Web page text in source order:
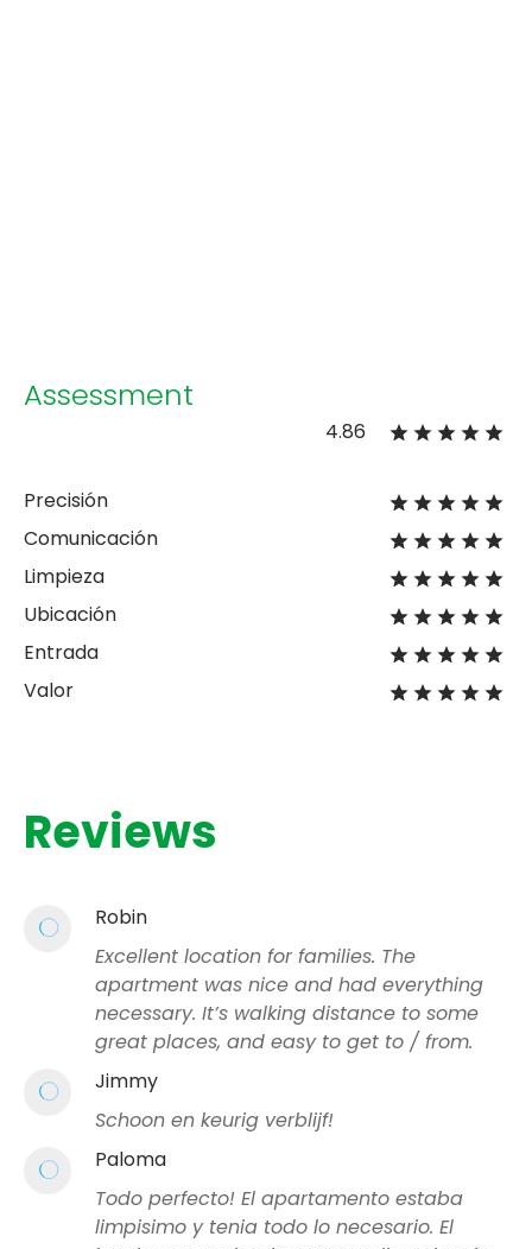
Assessment
4.86
Precisión
Comunicación
Limpieza
Ubicación
Entrada
Valor
Reviews
Robin
Excellent location for families. The
apartment was nice and had everything
necessary. It’s walking distance to some
great places, and easy to get to / from.
Jimmy
Schoon en keurig verblijf!
Paloma
Todo perfecto! El apartamento estaba
limpisimo y tenia todo lo necesario. El